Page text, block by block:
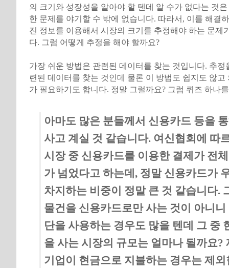
의 크기와 성장성을 알아야 할 텐데 알 수가 없다는 것
한 문제를 야기할 수 밖에 없습니다. 따라서, 이를 해결
진 정보를 이용해서 시장의 크기를 추정해야 하는 문제
다. 그럼 어떻게 추정을 해야 할까요?
가장 쉬운 방법은 관련된 데이터를 찾는 것입니다. 추정
련된 데이터를 찾는 것인데 물론 이 방법도 쉽지도 않고
가 필요하기도 합니다. 정말 그럴까요? 그럼 퀴즈 하나
아마도 많은 분들께서 신용카드 등을
사고 계실 것 같습니다. 여신협회에 따
시장 중 신용카드를 이용한 결제가 전
가 넘었다고 하는데, 정말 신용카드가
차지하는 비중이 정말 큰 것 같습니다.
물건을 신용카드로만 사는 것이 아니
단을 사용하는 경우도 많을 텐데 그 중
을 사는 시장의 규모는 얼마나 될까요?
기업이 현금으로 지불하는 경우는 제